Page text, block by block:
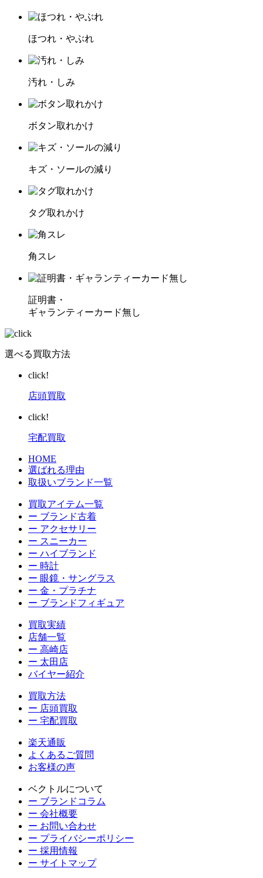
ほつれ・やぶれ
汚れ・しみ
ボタン取れかけ
キズ・ソールの減り
タグ取れかけ
角スレ
証明書・
ギャランティーカード無し
選べる買取方法
click!
店頭買取
click!
宅配買取
HOME
選ばれる理由
取扱いブランド一覧
買取アイテム一覧
ー ブランド古着
ー アクセサリー
ー スニーカー
ー ハイブランド
ー 時計
ー 眼鏡・サングラス
ー 金・プラチナ
ー ブランドフィギュア
買取実績
店舗一覧
ー 高崎店
ー 太田店
バイヤー紹介
買取方法
ー 店頭買取
ー 宅配買取
楽天通販
よくあるご質問
お客様の声
ベクトルについて
ー ブランドコラム
ー 会社概要
ー お問い合わせ
ー プライバシーポリシー
ー 採用情報
ー サイトマップ